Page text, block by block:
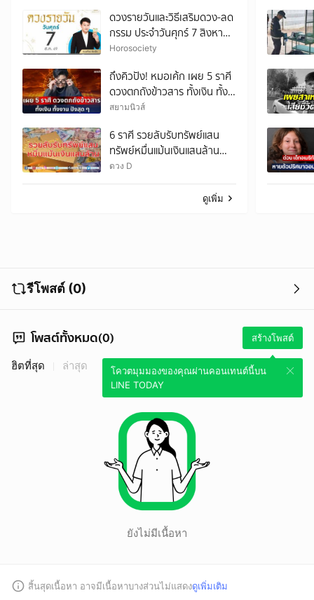
ดวงรายวันและวิธีเสริมดวง-ลด
กรรม ประจำวันศุกร์ 7 สิงหาคม
2569
Horosociety
ถึงคิวปัง! หมอเค้ก เผย 5 ราศี
ดวงตกถังข้าวสาร ทั้งเงิน ทั้ง
งาน ปังสุด ๆ
สยามนิวส์
6 ราศี รวยลับรับทรัพย์แสน
ทรัพย์หมื่นแม้นเงินแสนล้าน
รายได้ยังมั่นคง มีโชคลาภไม่
ดวง D
ดูเพิ่ม
รีโพสต์ (0)
โพสต์ทั้งหมด(0) สร้างโพสต์
โควตมุมมองของคุณผ่านคอนเทนต์นี้บน
LINE TODAY
ฮิตที่สุด ล่าสุด
ยังไม่มีเนื้อหา
สิ้นสุดเนื้อหา อาจมีเนื้อหาบางส่วนไม่แสดงดูเพิ่มเติม